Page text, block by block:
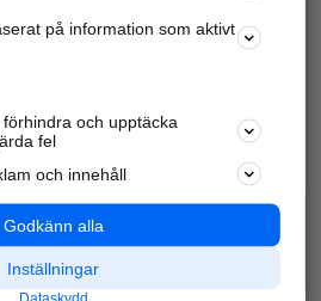
samarbetspartners nära dig.
Populära sökningar
Annonsera
Integritet
Nödnummer
på information som aktivt
och upptäcka
fel
och innehåll
Godkänn alla
Inställningar
Dataskydd